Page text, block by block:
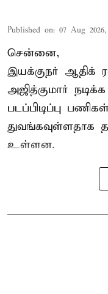
Published on: 07 Aug
சென்னை,
இயக்குநர் ஆதிக்
அஜித்குமார்
படப்பிடிப்பு
துவங்கவுள்ளதாக
உள்ளன.